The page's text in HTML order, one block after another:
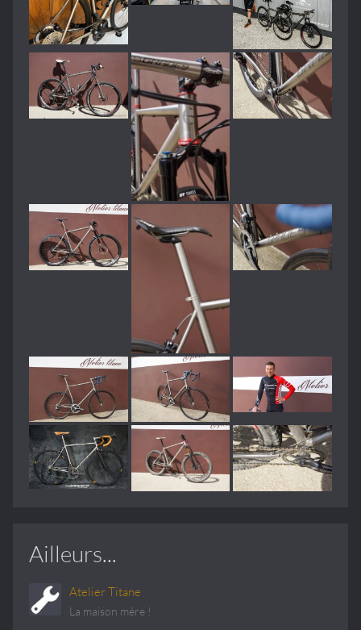
Ailleurs...
Atelier Titane
La maison mère !